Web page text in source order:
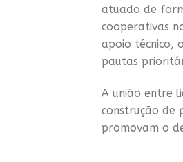
atuado de
cooperativas
apoio técnico,
pautas
A união entre
construção de
promovam o